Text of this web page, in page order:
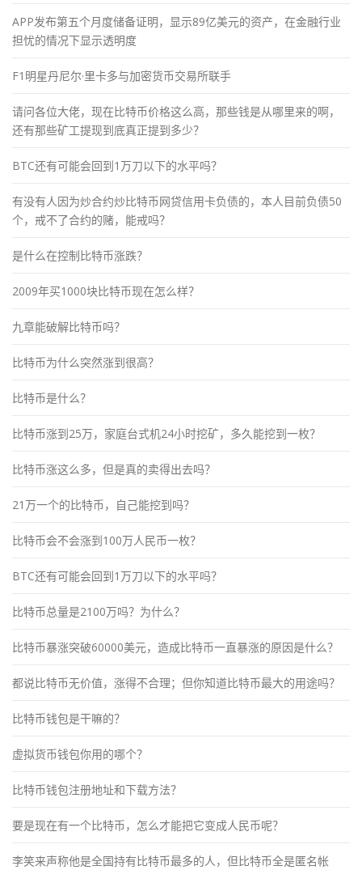
APP发布第五个月度储备证明，显示89亿美元的资产，在金融行业
担忧的情况下显示透明度
F1明星丹尼尔·里卡多与加密货币交易所联手
请问各位大佬，现在比特币价格这么高，那些钱是从哪里来的啊，
还有那些矿工提现到底真正提到多少？
BTC还有可能会回到1万刀以下的水平吗？
有没有人因为炒合约炒比特币网贷信用卡负债的，本人目前负债50
个，戒不了合约的赌，能戒吗？
是什么在控制比特币涨跌？
2009年买1000块比特币现在怎么样？
九章能破解比特币吗？
比特币为什么突然涨到很高？
比特币是什么？
比特币涨到25万，家庭台式机24小时挖矿，多久能挖到一枚？
比特币涨这么多，但是真的卖得出去吗？
21万一个的比特币，自己能挖到吗？
比特币会不会涨到100万人民币一枚？
BTC还有可能会回到1万刀以下的水平吗？
比特币总量是2100万吗？为什么？
比特币暴涨突破60000美元，造成比特币一直暴涨的原因是什么？
都说比特币无价值，涨得不合理；但你知道比特币最大的用途吗？
比特币钱包是干嘛的？
虚拟货币钱包你用的哪个？
比特币钱包注册地址和下载方法？
要是现在有一个比特币，怎么才能把它变成人民币呢？
李笑来声称他是全国持有比特币最多的人，但比特币全是匿名帐